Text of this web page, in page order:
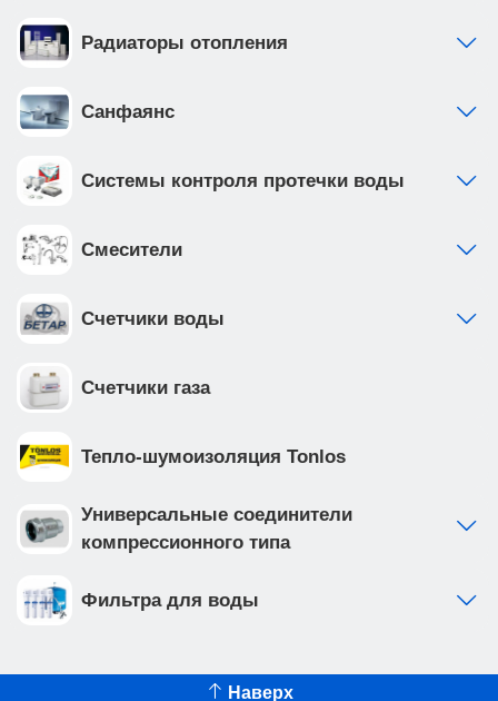
Радиаторы отопления
Санфаянс
Системы контроля протечки воды
Смесители
Счетчики воды
Счетчики газа
Тепло-шумоизоляция Tonlos
Универсальные соединители
компрессионного типа
Фильтра для воды
Наверх